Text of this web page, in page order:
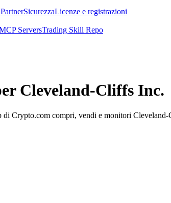
PartnerSicurezzaLicenze e registrazioni
ServersTrading Skill Repo
Cleveland-Cliffs Inc.
Crypto.com compri, vendi e monitori